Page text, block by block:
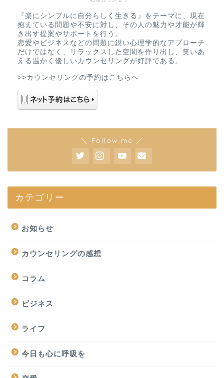
『楽にシンプルに自分らしく生きる』をテーマに、現在
抱えている問題や不安に対し、その人の魅力や才能が輝
き出す提案やサポートを行う。
恋愛やビジネスなどの問題に鋭い心理学的なアプローチ
だけではなく、リラックスした空間を作り出し、笑いあ
える温かく優しいカウンセリングが好評である。
>>カウンセリングの予約はこちらへ
＼ Follow me ／
カテゴリー
お知らせ
カウンセリングの感想
コラム
ビジネス
ライフ
今日も心に呼吸を